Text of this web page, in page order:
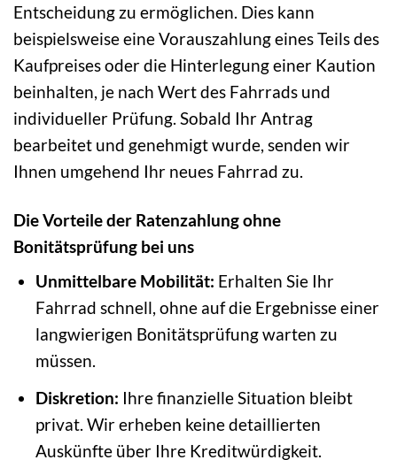
Entscheidung zu ermöglichen. Dies kann
beispielsweise eine Vorauszahlung eines Teils des
Kaufpreises oder die Hinterlegung einer Kaution
beinhalten, je nach Wert des Fahrrads und
individueller Prüfung. Sobald Ihr Antrag
bearbeitet und genehmigt wurde, senden wir
Ihnen umgehend Ihr neues Fahrrad zu.
Die Vorteile der Ratenzahlung ohne
Bonitätsprüfung bei uns
Unmittelbare Mobilität: Erhalten Sie Ihr
Fahrrad schnell, ohne auf die Ergebnisse einer
langwierigen Bonitätsprüfung warten zu
müssen.
Diskretion: Ihre finanzielle Situation bleibt
privat. Wir erheben keine detaillierten
Auskünfte über Ihre Kreditwürdigkeit.